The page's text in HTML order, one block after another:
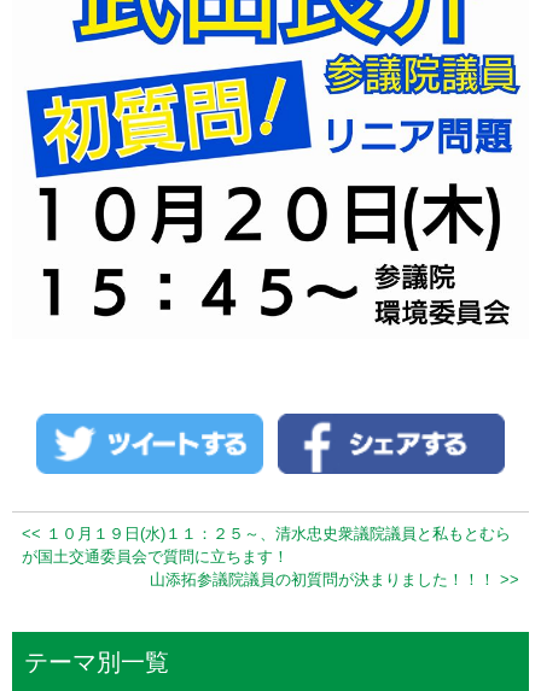
<< １０月１９日(水)１１：２５～、清水忠史衆議院議員と私もとむら
が国土交通委員会で質問に立ちます！
山添拓参議院議員の初質問が決まりました！！！ >>
テーマ別一覧